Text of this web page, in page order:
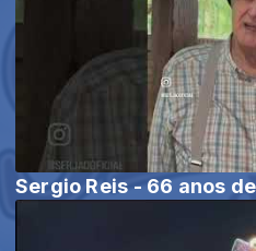
Sergio Reis - 66 anos